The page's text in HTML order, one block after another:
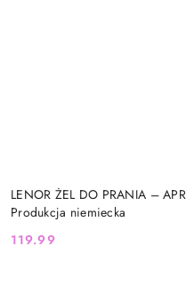
LENOR ŻEL DO PRANIA –
Produkcja niemiecka
Cena:
119.99